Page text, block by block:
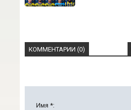
КОММЕНТАРИИ (0)
Имя *: